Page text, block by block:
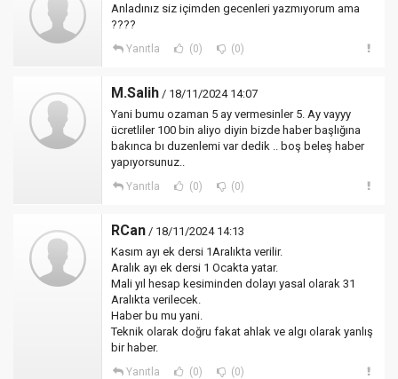
Anladınız siz içimden gecenleri yazmıyorum ama
????
Yanıtla (0) (0)
M.Salih / 18/11/2024 14:07
Yani bumu ozaman 5 ay vermesinler 5. Ay vayyy
ücretliler 100 bin aliyo diyin bizde haber başlığına
bakınca bı duzenlemi var dedik .. boş beleş haber
yapıyorsunuz..
Yanıtla (0) (0)
RCan / 18/11/2024 14:13
Kasım ayı ek dersi 1Aralıkta verilir.
Aralık ayı ek dersi 1 Ocakta yatar.
Mali yıl hesap kesiminden dolayı yasal olarak 31
Aralıkta verilecek.
Haber bu mu yani.
Teknik olarak doğru fakat ahlak ve algı olarak yanlış
bir haber.
Yanıtla (0) (0)